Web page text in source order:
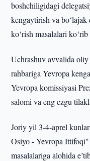
boshchiligidagi
kengaytirish va
ko‘rish masalalari
Uchrashuv avvalida
rahbariga Yevropa
Yevropa komissiyasi
salomi va eng ezgu
Joriy yil 3-4-aprel
Osiyo - Yevropa
masalalariga alohida